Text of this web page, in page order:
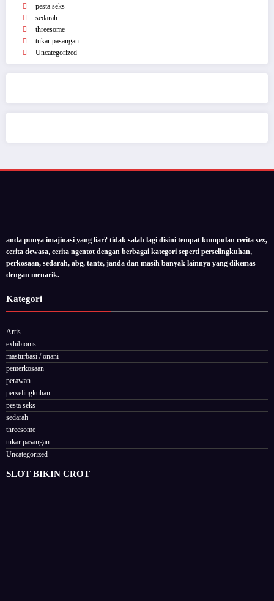
pesta seks
sedarah
threesome
tukar pasangan
Uncategorized
anda punya imajinasi yang liar? tidak salah lagi disini tempat kumpulan cerita sex,
cerita dewasa, cerita ngentot dengan berbagai kategori seperti perselingkuhan,
perkosaan, sedarah, abg, tante, janda dan masih banyak lainnya yang dikemas
dengan menarik.
Kategori
Artis
exhibionis
masturbasi / onani
pemerkosaan
perawan
perselingkuhan
pesta seks
sedarah
threesome
tukar pasangan
Uncategorized
SLOT BIKIN CROT